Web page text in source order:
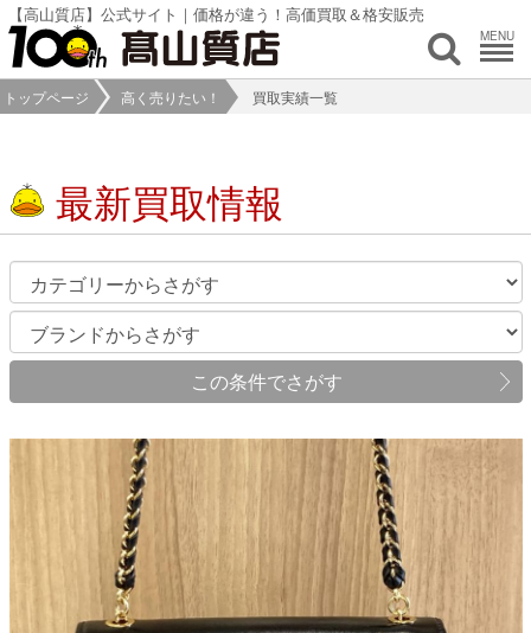
【高山質店】公式サイト｜価格が違う！高価買取＆格安販売
MENU
トップページ 高く売りたい！ 買取実績一覧
最新買取情報
この条件でさがす